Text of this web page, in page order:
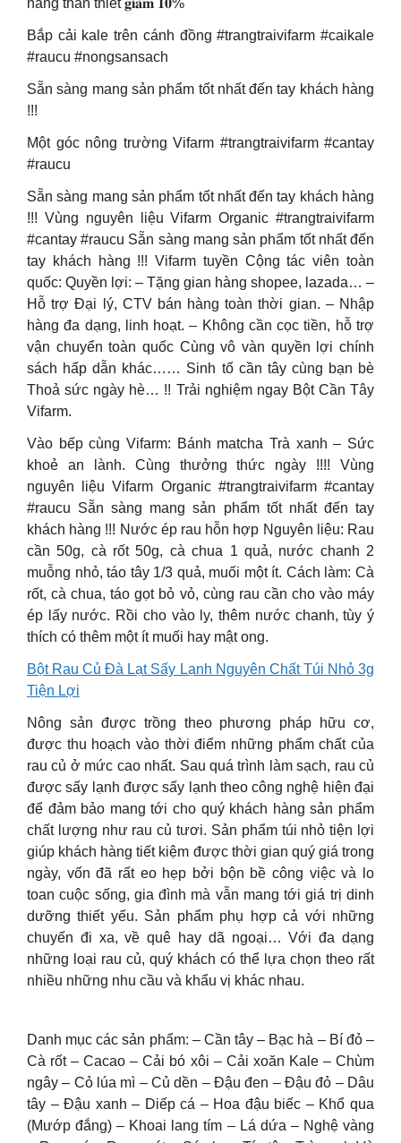
hàng thân thiết 𝐠𝐢𝐚̉𝐦 𝟏𝟎%
Bắp cải kale trên cánh đồng #trangtraivifarm #caikale
#raucu #nongsansach
Sẵn sàng mang sản phẩm tốt nhất đến tay khách hàng
!!!
Một góc nông trường Vifarm #trangtraivifarm #cantay
#raucu
Sẵn sàng mang sản phẩm tốt nhất đến tay khách hàng
!!! Vùng nguyên liệu Vifarm Organic #trangtraivifarm
#cantay #raucu Sẵn sàng mang sản phẩm tốt nhất đến
tay khách hàng !!! Vifarm tuyền Cộng tác viên toàn
quốc: Quyền lợi: – Tặng gian hàng shopee, lazada… –
Hỗ trợ Đại lý, CTV bán hàng toàn thời gian. – Nhập
hàng đa dạng, linh hoạt. – Không cần cọc tiền, hỗ trợ
vận chuyển toàn quốc Cùng vô vàn quyền lợi chính
sách hấp dẫn khác…… Sinh tố cần tây cùng bạn bè
Thoả sức ngày hè… !! Trải nghiệm ngay Bột Cần Tây
Vifarm.
Vào bếp cùng Vifarm: Bánh matcha Trà xanh – Sức
khoẻ an lành. Cùng thưởng thức ngày !!!! Vùng
nguyên liệu Vifarm Organic #trangtraivifarm #cantay
#raucu Sẵn sàng mang sản phẩm tốt nhất đến tay
khách hàng !!! Nước ép rau hỗn hợp Nguyên liệu: Rau
cần 50g, cà rốt 50g, cà chua 1 quả, nước chanh 2
muỗng nhỏ, táo tây 1/3 quả, muối một ít. Cách làm: Cà
rốt, cà chua, táo gọt bỏ vỏ, cùng rau cần cho vào máy
ép lấy nước. Rồi cho vào ly, thêm nước chanh, tùy ý
thích có thêm một ít muối hay mật ong.
Bột Rau Củ Đà Lạt Sấy Lạnh Nguyên Chất Túi Nhỏ 3g
Tiện Lợi
Nông sản được trồng theo phương pháp hữu cơ,
được thu hoạch vào thời điểm những phẩm chất của
rau củ ở mức cao nhất. Sau quá trình làm sạch, rau củ
được sấy lạnh được sấy lạnh theo công nghệ hiện đại
để đảm bảo mang tới cho quý khách hàng sản phẩm
chất lượng như rau củ tươi. Sản phẩm túi nhỏ tiện lợi
giúp khách hàng tiết kiệm được thời gian quý giá trong
ngày, vốn đã rất eo hẹp bởi bộn bề công việc và lo
toan cuộc sống, gia đình mà vẫn mang tới giá trị dinh
dưỡng thiết yếu. Sản phẩm phụ hợp cả với những
chuyến đi xa, về quê hay dã ngoại… Với đa dạng
những loại rau củ, quý khách có thể lựa chọn theo rất
nhiều những nhu cầu và khẩu vị khác nhau.
Danh mục các sản phẩm: – Cần tây – Bạc hà – Bí đỏ –
Cà rốt – Cacao – Cải bó xôi – Cải xoăn Kale – Chùm
ngây – Cỏ lúa mì – Củ dền – Đậu đen – Đậu đỏ – Dâu
tây – Đậu xanh – Diếp cá – Hoa đậu biếc – Khổ qua
(Mướp đắng) – Khoai lang tím – Lá dứa – Nghệ vàng